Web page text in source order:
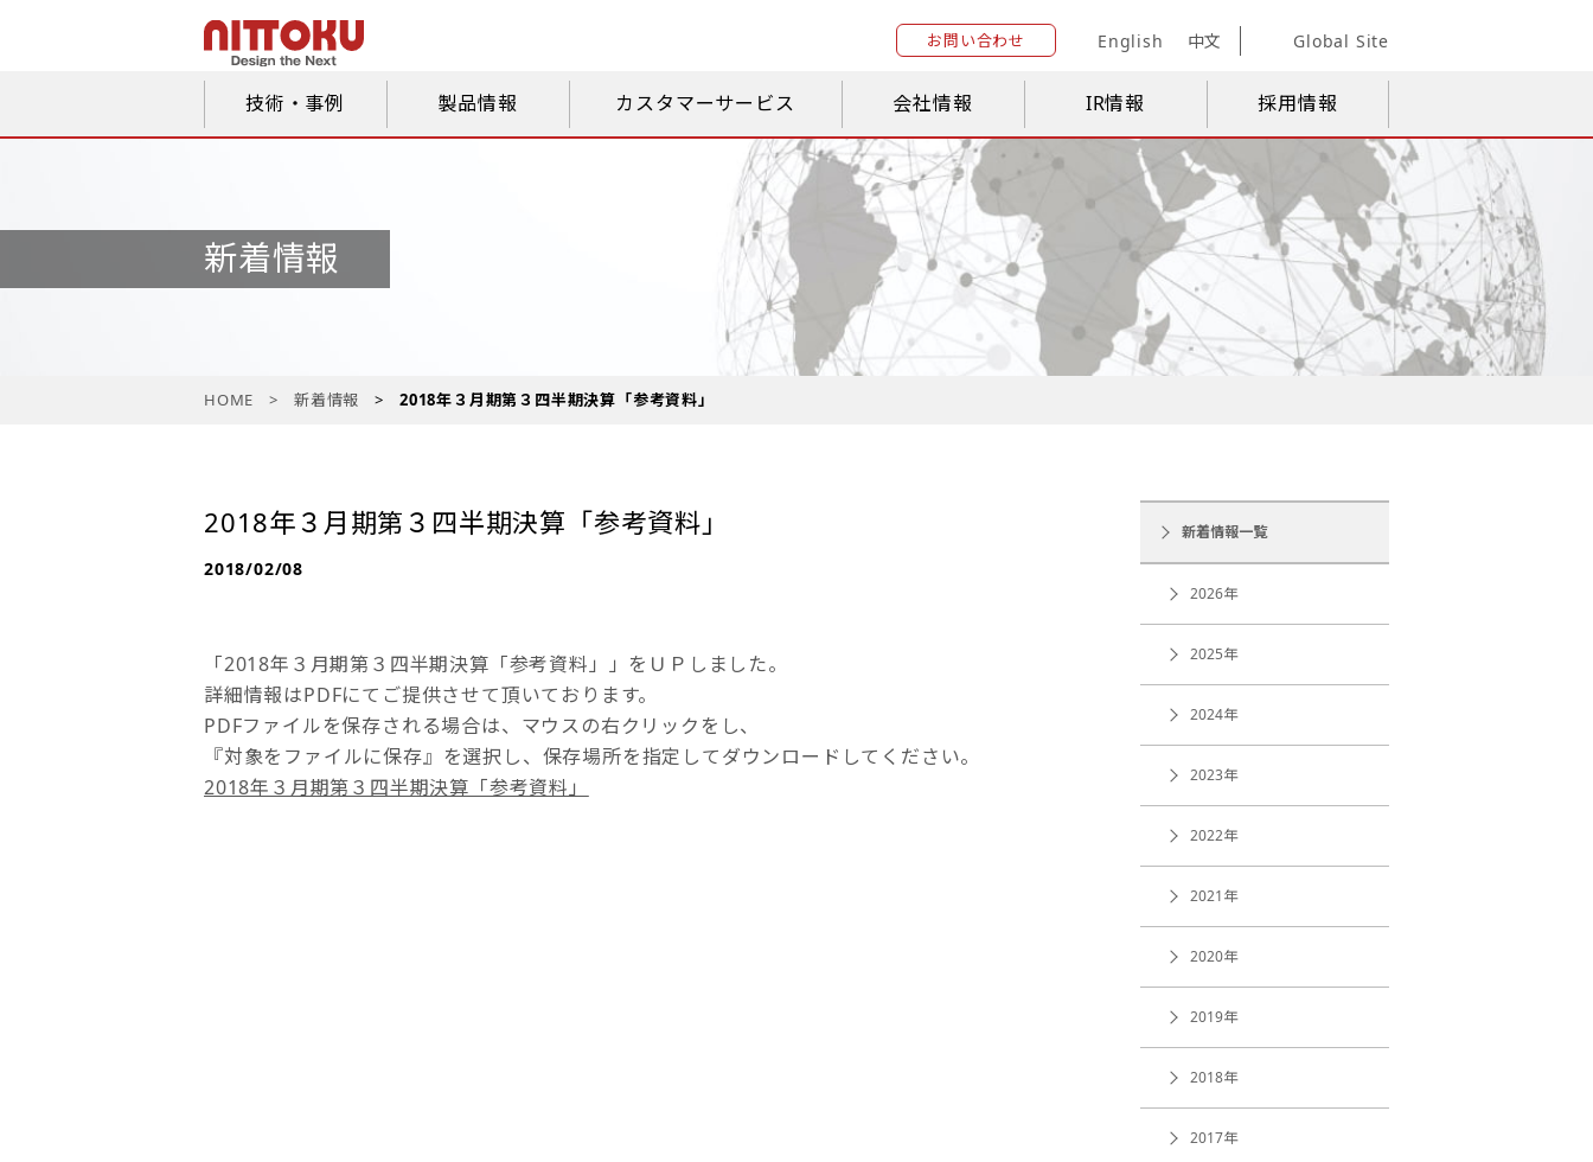
お問い合わせ English 中文 Global Site
技術・事例 製品情報 カスタマーサービス 会社情報 IR情報 採用情報
新着情報
HOME 新着情報 2018年３月期第３四半期決算「参考資料」
2018年３月期第３四半期決算「参考資料」
2018/02/08
「2018年３月期第３四半期決算「参考資料」」をＵＰしました。
詳細情報はPDFにてご提供させて頂いております。
PDFファイルを保存される場合は、マウスの右クリックをし、
『対象をファイルに保存』を選択し、保存場所を指定してダウンロードしてください。
2018年３月期第３四半期決算「参考資料」
新着情報一覧
2026年
2025年
2024年
2023年
2022年
2021年
2020年
2019年
2018年
2017年